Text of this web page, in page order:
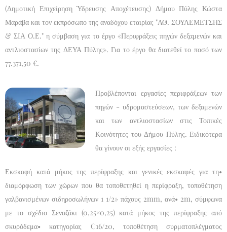
(Δημοτική Επιχείρηση Ύδρευσης Αποχέτευσης) Δήμου Πύλης Κώστα
Μαράβα και τον εκπρόσωπο της αναδόχου εταιρίας "ΑΘ. ΣΟΥΛΕΜΕΤΣΗΣ
& ΣΙΑ Ο.Ε." η σύμβαση για το έργο «Περιφράξεις πηγών δεξαμενών και
αντλιοστασίων της ΔΕΥΑ Πύλης». Για το έργο θα διατεθεί το ποσό των
77.371,50 €.
Προβλέπονται εργασίες περιφράξεων των
πηγών - υδρομαστεύσεων, των δεξαμενών
και των αντλιοστασίων στις Τοπικές
Κοινότητες του Δήμου Πύλης. Ειδικότερα
θα γίνουν οι εξής εργασίες :
Εκσκαφή κατά μήκος της περίφραξης και γενικές εκσκαφές για τη•
διαμόρφωση των χώρων που θα τοποθετηθεί η περίφραξη, τοποθέτηση
γαλβανισμένων σιδηροσωλήνων 1 1/2» πάχους 2mm, ανά• 2m, σύμφωνα
με το σχέδιο Σεναζάκι (0,25×0,25) κατά μήκος της περίφραξης από
σκυρόδεμα• κατηγορίας C16/20, τοποθέτηση συρματοπλέγματος